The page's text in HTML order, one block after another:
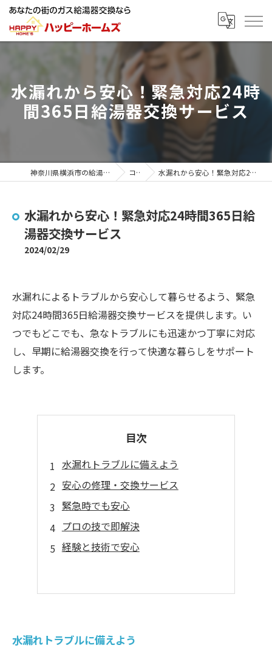
水漏れから安心！緊急対応24時
間365日給湯器交換サービス
神奈川県横浜市の給湯器ならハッピーホームズ コラム 水漏れから安心！緊急対応24時間365日給湯器交換サービス
水漏れから安心！緊急対応24時間365日給
湯器交換サービス
2024/02/29
水漏れによるトラブルから安心して暮らせるよう、緊急
対応24時間365日給湯器交換サービスを提供します。い
つでもどこでも、急なトラブルにも迅速かつ丁寧に対応
し、早期に給湯器交換を行って快適な暮らしをサポート
します。
目次
水漏れトラブルに備えよう
安心の修理・交換サービス
緊急時でも安心
プロの技で即解決
経験と技術で安心
水漏れトラブルに備えよう